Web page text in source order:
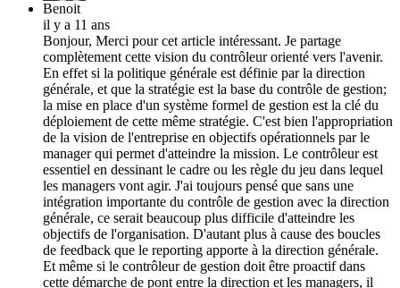
Benoit
il y a 11 ans
Bonjour, Merci pour cet article intéressant. Je partage
complètement cette vision du contrôleur orienté vers l'avenir.
En effet si la politique générale est définie par la direction
générale, et que la stratégie est la base du contrôle de gestion;
la mise en place d'un système formel de gestion est la clé du
déploiement de cette même stratégie. C'est bien l'appropriation
de la vision de l'entreprise en objectifs opérationnels par le
manager qui permet d'atteindre la mission. Le contrôleur est
essentiel en dessinant le cadre ou les règle du jeu dans lequel
les managers vont agir. J'ai toujours pensé que sans une
intégration importante du contrôle de gestion avec la direction
générale, ce serait beaucoup plus difficile d'atteindre les
objectifs de l'organisation. D'autant plus à cause des boucles
de feedback que le reporting apporte à la direction générale.
Et même si le contrôleur de gestion doit être proactif dans
cette démarche de pont entre la direction et les managers, il